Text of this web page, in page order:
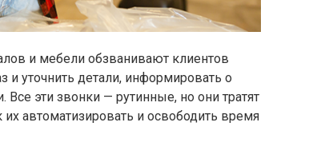
и мебели обзванивают клиентов
и уточнить детали, информировать о
Все эти звонки — рутинные, но они тратят
автоматизировать и освободить время